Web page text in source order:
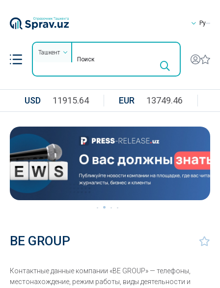
Ру
Ташкент
USD 11915.64 EUR 13749.46
BE GROUP
Контактные данные компании «BE GROUP» — телефоны,
местонахождение, режим работы, виды деятельности и